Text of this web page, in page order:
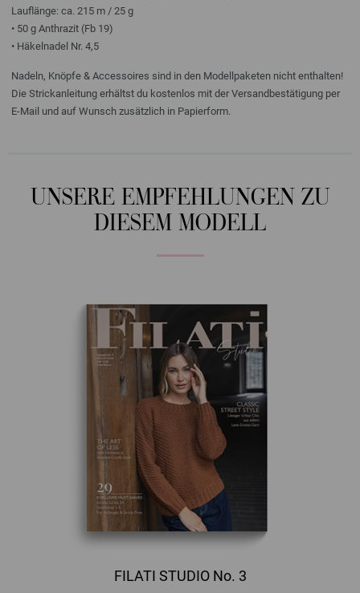
Lauflänge: ca. 215 m / 25 g
• 50 g Anthrazit (Fb 19)
• Häkelnadel Nr. 4,5
Nadeln, Knöpfe & Accessoires sind in den Modellpaketen nicht enthalten!
Die Strickanleitung erhältst du kostenlos mit der Versandbestätigung per
E-Mail und auf Wunsch zusätzlich in Papierform.
UNSERE EMPFEHLUNGEN ZU
DIESEM MODELL
FILATI STUDIO No. 3